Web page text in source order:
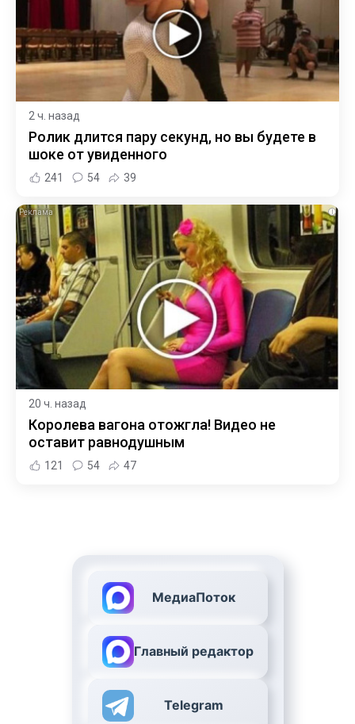
2 ч. назад
Ролик длится пару секунд, но вы будете в
шоке от увиденного
241 54 39
i
20 ч. назад
Королева вагона отожгла! Видео не
оставит равнодушным
121 54 47
МедиаПоток
Главный редактор
Telegram